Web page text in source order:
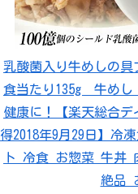
乳酸菌入り牛めしの
食当たり135g 牛めし
健康に！【楽天総合デ
得2018年9月29日】冷
ト 冷食 お惣菜 牛丼
絶品